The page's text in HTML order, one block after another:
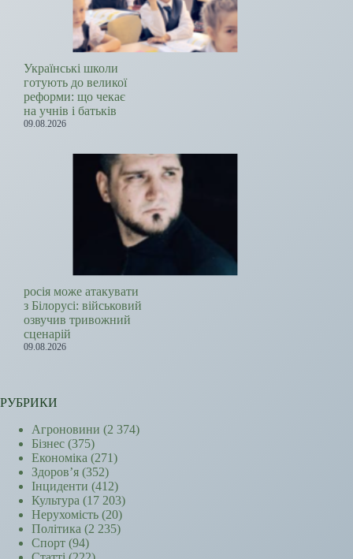
Українські школи
готують до великої
реформи: що чекає
на учнів і батьків
09.08.2026
росія може атакувати
з Білорусі: військовий
озвучив тривожний
сценарій
09.08.2026
РУБРИКИ
Агроновини (2 374)
Бізнес (375)
Економіка (271)
Здоров’я (352)
Інциденти (412)
Культура (17 203)
Нерухомість (20)
Політика (2 235)
Спорт (94)